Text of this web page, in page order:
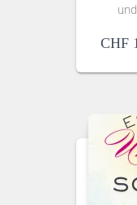
CHF